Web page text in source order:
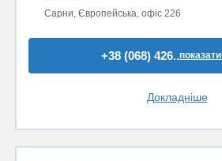
Сарни, Європейська, офіс 226
+38 (068) 426..
Докладніше